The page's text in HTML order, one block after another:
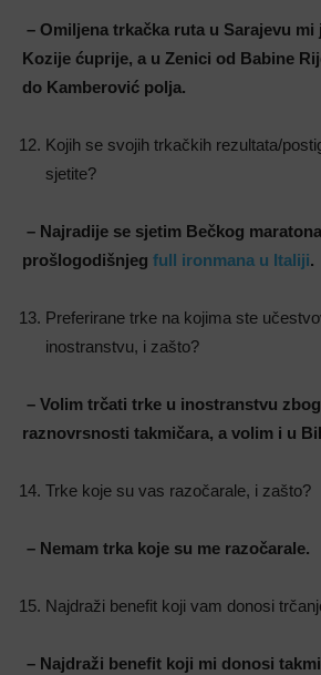
– Omiljena trkačka ruta u Sarajevu mi
Kozije ćuprije, a u Zenici od Babine
do Kamberović polja.
Kojih se svojih trkačkih rezultata/
sjetite?
– Najradije se sjetim Bečkog
prošlogodišnjeg full ironmana u Italiji.
Preferirane trke na kojima ste
inostranstvu, i zašto?
– Volim trčati trke u inostranstvu
raznovrsnosti takmičara, a volim i u
Trke koje su vas razočarale, i zašto?
– Nemam trka koje su me razočarale.
Najdraži benefit koji vam donosi
– Najdraži benefit koji mi donosi